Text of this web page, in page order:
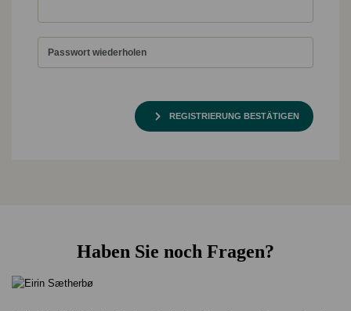
REGISTRIERUNG BESTÄTIGEN
Haben Sie noch Fragen?